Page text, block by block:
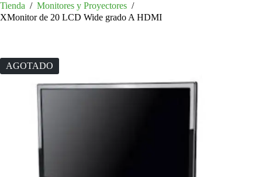
Tienda / Monitores y Proyectores /
XMonitor de 20 LCD Wide grado A HDMI
AGOTADO